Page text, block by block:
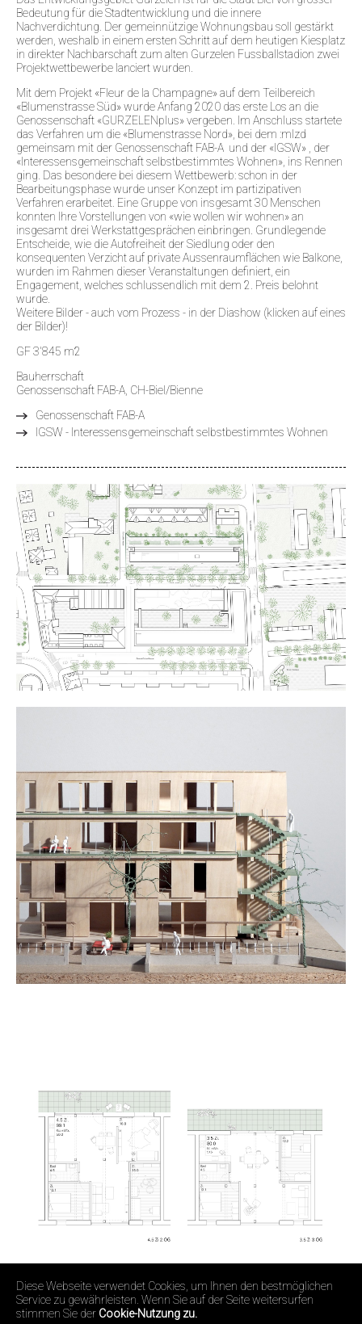
Bedeutung für die Stadtentwicklung und die innere
Nachverdichtung. Der gemeinnützige Wohnungsbau soll gestärkt
werden, weshalb in einem ersten Schritt auf dem heutigen Kiesplatz
in direkter Nachbarschaft zum alten Gurzelen Fussballstadion zwei
Projektwettbewerbe lanciert wurden.
Mit dem Projekt «Fleur de la Champagne» auf dem Teilbereich
«Blumenstrasse Süd» wurde Anfang 2020 das erste Los an die
Genossenschaft «GURZELENplus» vergeben. Im Anschluss startete
das Verfahren um die «Blumenstrasse Nord», bei dem :mlzd
gemeinsam mit der Genossenschaft FAB-A und der «IGSW» , der
«Interessensgemeinschaft selbstbestimmtes Wohnen», ins Rennen
ging. Das besondere bei diesem Wettbewerb: schon in der
Bearbeitungsphase wurde unser Konzept im partizipativen
Verfahren erarbeitet. Eine Gruppe von insgesamt 30 Menschen
konnten Ihre Vorstellungen von «wie wollen wir wohnen» an
insgesamt drei Werkstattgesprächen einbringen. Grundlegende
Entscheide, wie die Autofreiheit der Siedlung oder den
konsequenten Verzicht auf private Aussenraumflächen wie Balkone,
wurden im Rahmen dieser Veranstaltungen definiert, ein
Engagement, welches schlussendlich mit dem 2. Preis belohnt
wurde.
Weitere Bilder - auch vom Prozess - in der Diashow (klicken auf eines
der Bilder)!
GF 3'845 m2
Bauherrschaft
Genossenschaft FAB-A, CH-Biel/Bienne
Genossenschaft FAB-A
IGSW - Interessensgemeinschaft selbstbestimmtes Wohnen
Diese Webseite verwendet Cookies, um Ihnen den bestmöglichen
Service zu gewährleisten. Wenn Sie auf der Seite weitersurfen
stimmen Sie der Cookie-Nutzung zu.